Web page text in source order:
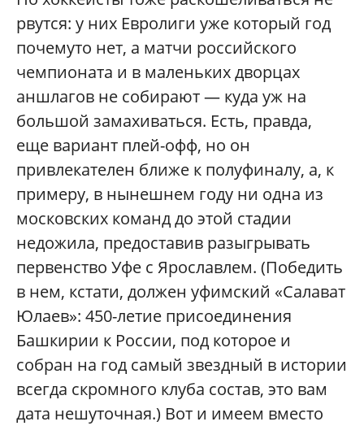
рвутся: у них Евролиги уже который год
почемуто нет, а матчи российского
чемпионата и в маленьких дворцах
аншлагов не собирают — куда уж на
большой замахиваться. Есть, правда,
еще вариант плей-офф, но он
привлекателен ближе к полуфиналу, а, к
примеру, в нынешнем году ни одна из
московских команд до этой стадии
недожила, предоставив разыгрывать
первенство Уфе с Ярославлем. (Победить
в нем, кстати, должен уфимский «Салават
Юлаев»: 450-летие присоединения
Башкирии к России, под которое и
собран на год самый звездный в истории
всегда скромного клуба состав, это вам
дата нешуточная.) Вот и имеем вместо